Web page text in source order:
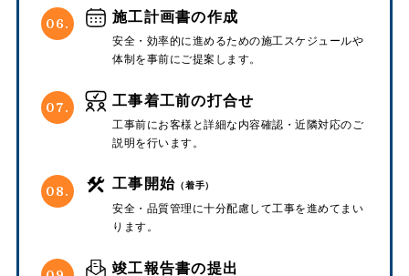
06. 施工計画書の作成
安全・効率的に進めるための施工スケジュールや
体制を事前にご提案します。
07. 工事着工前の打合せ
工事前にお客様と詳細な内容確認・近隣対応のご
説明を行います。
08. 工事開始 （着手）
安全・品質管理に十分配慮して工事を進めてまい
ります。
竣工報告書の提出